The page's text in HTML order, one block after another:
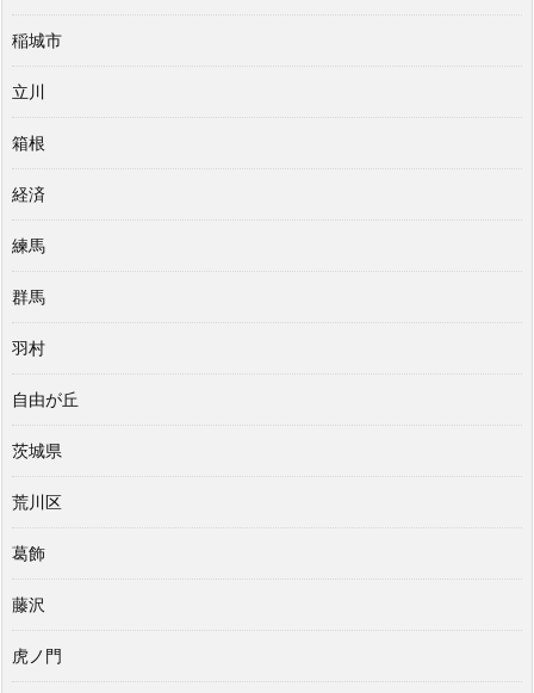
稲城市
立川
箱根
経済
練馬
群馬
羽村
自由が丘
茨城県
荒川区
葛飾
藤沢
虎ノ門